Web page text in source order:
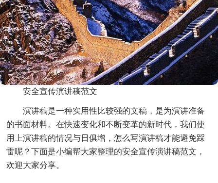
安全宣传演讲稿范文
演讲稿是一种实用性比较强的文稿，是为演讲准备
的书面材料。在快速变化和不断变革的新时代，我们使
用上演讲稿的情况与日俱增，怎么写演讲稿才能避免踩
雷呢？下面是小编帮大家整理的安全宣传演讲稿范文，
欢迎大家分享。